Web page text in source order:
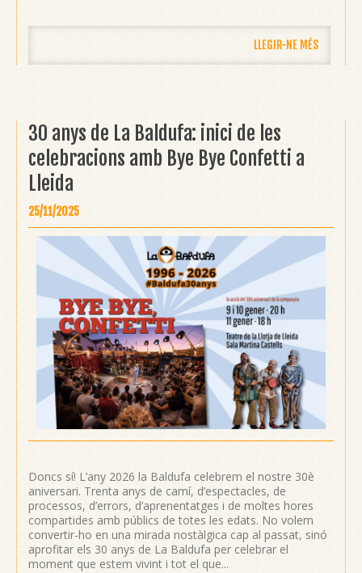
LLEGIR-NE MÉS
30 anys de La Baldufa: inici de les
celebracions amb Bye Bye Confetti a
Lleida
25/11/2025
Doncs sí! L’any 2026 la Baldufa celebrem el nostre 30è
aniversari. Trenta anys de camí, d’espectacles, de
processos, d’errors, d’aprenentatges i de moltes hores
compartides amb públics de totes les edats. No volem
convertir-ho en una mirada nostàlgica cap al passat, sinó
aprofitar els 30 anys de La Baldufa per celebrar el
moment que estem vivint i tot el que...